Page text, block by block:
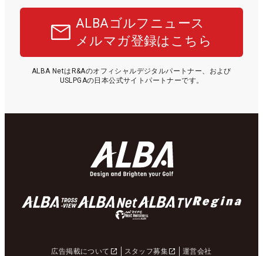
ALBAゴルフニュース
メルマガ登録はこちら
ALBA NetはR&Aのオフィシャルデジタルパートナー、および
USLPGAの日本公式サイトパートナーです。
広告掲載について スタッフ募集
運営会社